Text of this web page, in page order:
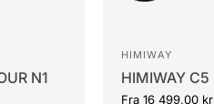
N1
HIMIWAY
HIMIWAY C5
Fra 16 499,00 kr